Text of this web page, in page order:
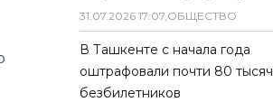
31.07.2026 17:07,ОБЩЕСТВО
В Ташкенте с начала года
оштрафовали почти 80 тысяч
безбилетников